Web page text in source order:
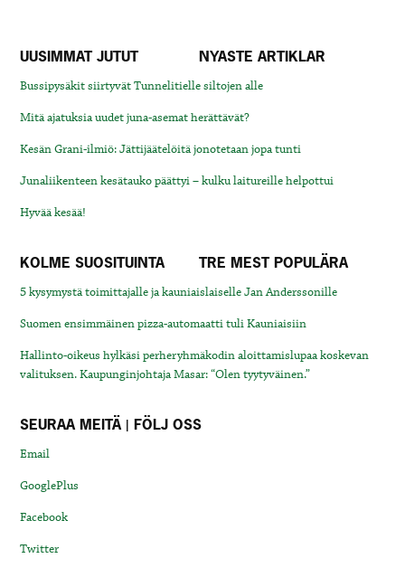
UUSIMMAT JUTUT NYASTE ARTIKLAR
Bussipysäkit siirtyvät Tunnelitielle siltojen alle
Mitä ajatuksia uudet juna-asemat herättävät?
Kesän Grani-ilmiö: Jättijäätelöitä jonotetaan jopa tunti
Junaliikenteen kesätauko päättyi – kulku laitureille helpottui
Hyvää kesää!
KOLME SUOSITUINTA TRE MEST POPULÄRA
5 kysymystä toimittajalle ja kauniaislaiselle Jan Anderssonille
Suomen ensimmäinen pizza-automaatti tuli Kauniaisiin
Hallinto-oikeus hylkäsi perheryhmäkodin aloittamislupaa koskevan
valituksen. Kaupunginjohtaja Masar: “Olen tyytyväinen.”
SEURAA MEITÄ | FÖLJ OSS
Email
GooglePlus
Facebook
Twitter